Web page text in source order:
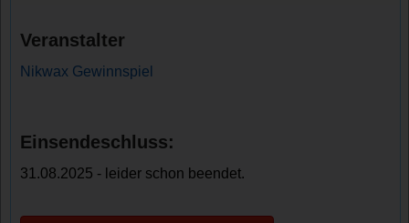
Veranstalter
Nikwax Gewinnspiel
Einsendeschluss:
31.08.2025 - leider schon beendet.